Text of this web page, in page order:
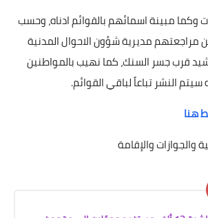
وكما مبينة اسمائهم بالقوائم ادناه، وحسب
مراجعتهم مديرية شؤون الاحوال المدنية
قرب جسر السنك، كما نهيب بالمواطنين
سيتم النشر تباعاً لباقي القوائم.
هنا
والجوازات والإقامة